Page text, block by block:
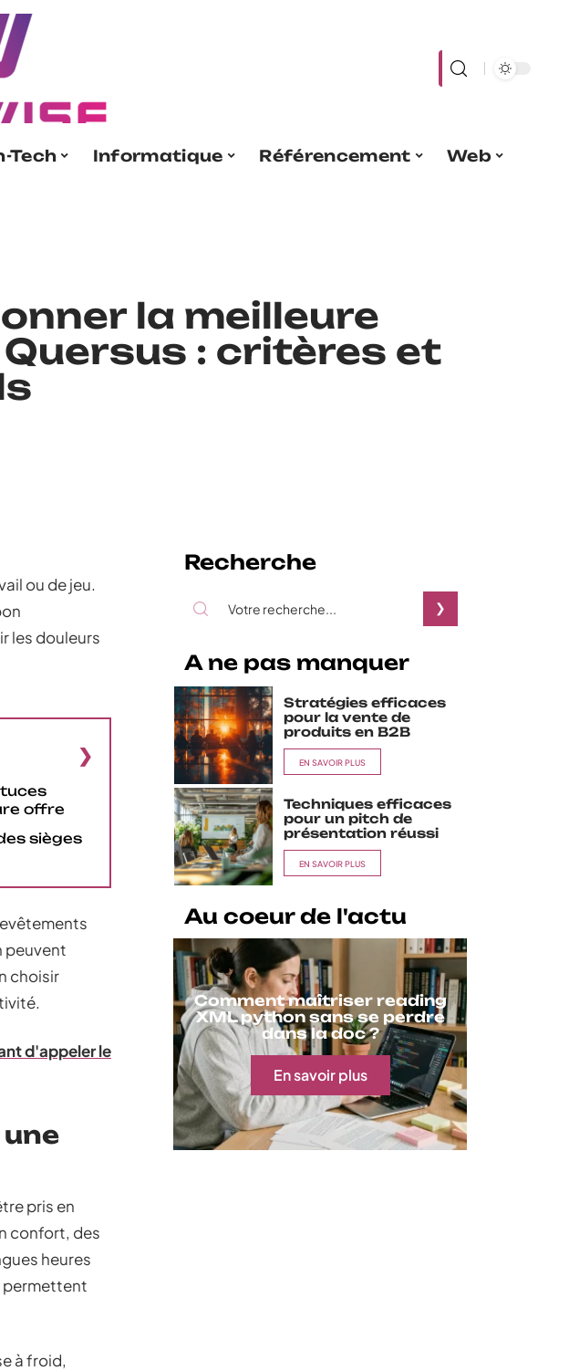
Tech Informatique Référencement Web
la meilleure
: critères et
ou de jeu.
les douleurs
offre
sièges
peuvent
choisir
d'appeler le
pris en
confort, des
heures
permettent
à froid,
Recherche
A ne pas manquer
Stratégies efficaces
pour la vente de
produits en B2B
EN SAVOIR PLUS
Techniques efficaces
pour un pitch de
présentation réussi
EN SAVOIR PLUS
Au coeur de l'actu
Comment maîtriser reading
XML python sans se perdre
dans la doc ?
En savoir plus